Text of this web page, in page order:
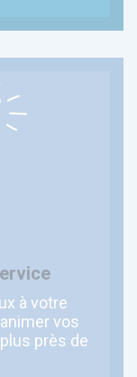
à votre
vos
près de